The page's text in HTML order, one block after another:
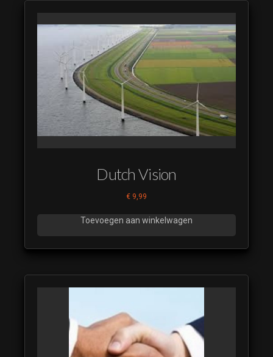
Dutch Vision
€ 9,99
Toevoegen aan winkelwagen